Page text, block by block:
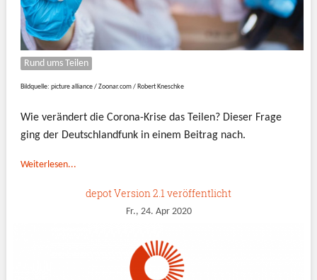
Rund ums Teilen
Bildquelle: picture alliance / Zoonar.com / Robert Kneschke
Wie verändert die Corona-Krise das Teilen? Dieser Frage
ging der Deutschlandfunk in einem Beitrag nach.
Weiterlesen...
depot Version 2.1 veröffentlicht
Fr., 24. Apr 2020